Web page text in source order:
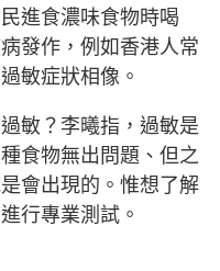
進食濃味食物時喝
發作，例如香港人常
敏症狀相像。
敏？李曦指，過敏是
食物無出問題、但之
會出現的。惟想了解
行專業測試。